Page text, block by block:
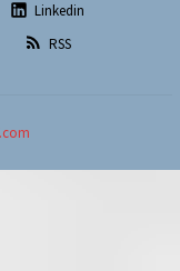
Linkedin
RSS